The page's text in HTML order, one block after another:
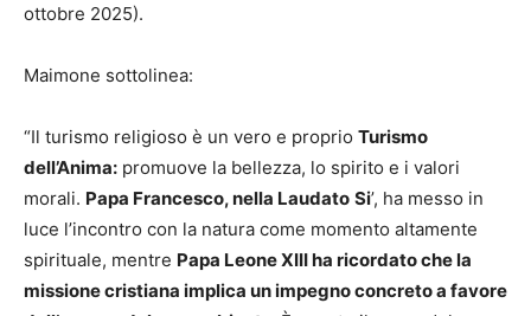
ottobre 2025).
Maimone sottolinea:
“Il turismo religioso è un vero e proprio Turismo
dell’Anima: promuove la bellezza, lo spirito e i valori
morali. Papa Francesco, nella Laudato Si’, ha messo in
luce l’incontro con la natura come momento altamente
spirituale, mentre Papa Leone XIII ha ricordato che la
missione cristiana implica un impegno concreto a favore